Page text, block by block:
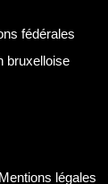
fédérales
bruxelloise
Mentions légales